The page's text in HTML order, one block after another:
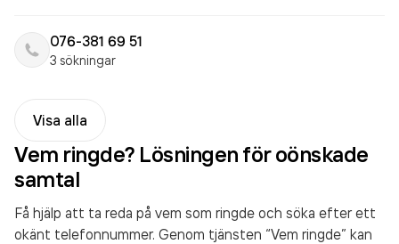
076-381 69 51
3 sökningar
Visa alla
Vem ringde? Lösningen för oönskade
samtal
Få hjälp att ta reda på vem som ringde och söka efter ett
okänt telefonnummer. Genom tjänsten “Vem ringde” kan